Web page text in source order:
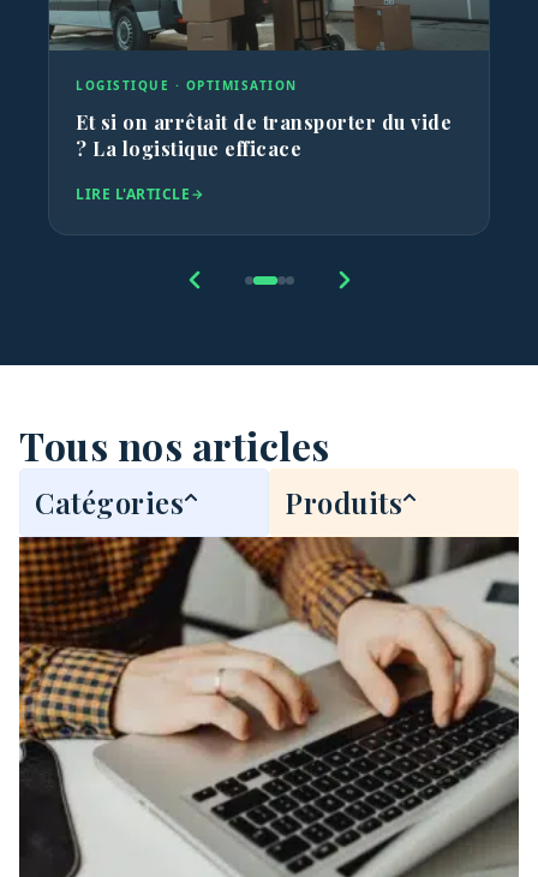
FORCE DE VENTE · TERRAIN
Équiper les chefs de secteur pour
booster la performance commerciale
LIRE L'ARTICLE
Tous nos articles
Catégories Produits